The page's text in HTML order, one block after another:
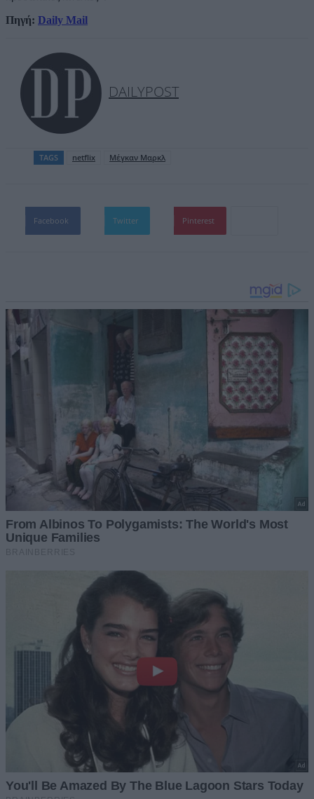
Πηγή: Daily Mail
DAILYPOST
TAGS netflix Μέγκαν Μαρκλ
Facebook Twitter Pinterest